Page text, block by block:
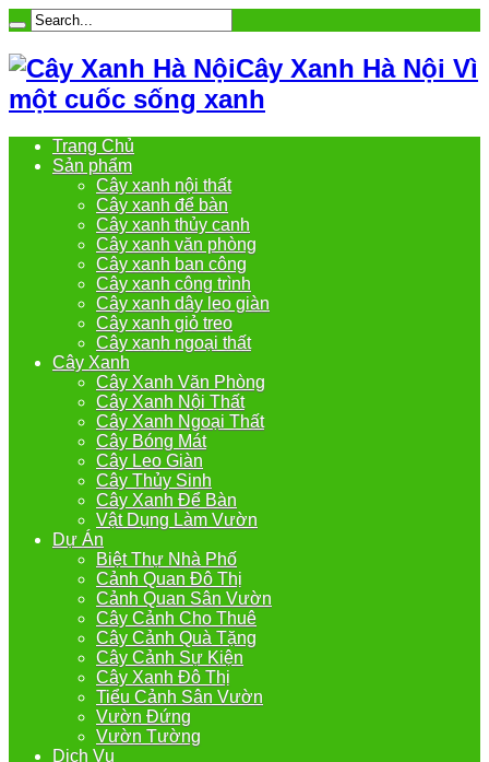
Cây Xanh Hà Nội Vì
một cuốc sống xanh
Trang Chủ
Sản phẩm
Cây xanh nội thất
Cây xanh để bàn
Cây xanh thủy canh
Cây xanh văn phòng
Cây xanh ban công
Cây xanh công trình
Cây xanh dây leo giàn
Cây xanh giỏ treo
Cây xanh ngoại thất
Cây Xanh
Cây Xanh Văn Phòng
Cây Xanh Nội Thất
Cây Xanh Ngoại Thất
Cây Bóng Mát
Cây Leo Giàn
Cây Thủy Sinh
Cây Xanh Để Bàn
Vật Dụng Làm Vườn
Dự Án
Biệt Thự Nhà Phố
Cảnh Quan Đô Thị
Cảnh Quan Sân Vườn
Cây Cảnh Cho Thuê
Cây Cảnh Quà Tặng
Cây Cảnh Sự Kiện
Cây Xanh Đô Thị
Tiểu Cảnh Sân Vườn
Vườn Đứng
Vườn Tường
Dịch Vụ